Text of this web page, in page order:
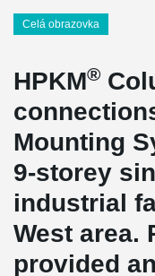
Celá obrazovka
HPKM®
Mounting
9-storey
industrial
West area.
provided